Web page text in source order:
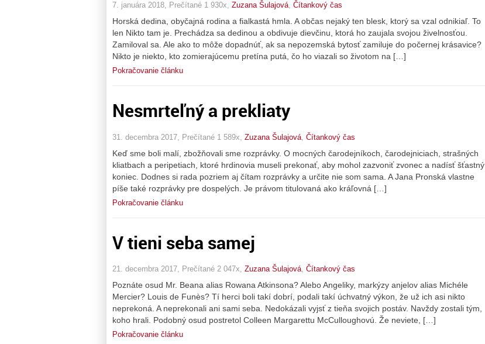
7. januára 2018, Prečítané 1 930x, Zuzana Šulajová, Čítankový čas
Horská dedina, obyčajná rodina a fialkastá hmla. A občas nejaký ten blesk, ktorý sa vzal odnikiaľ. To
len Nikto tam je. Prechádza sa dedinou a obdivuje dievčinu, ktorá ho zaujala svojou živelnosťou.
Zamiloval sa. Ale ako to môže dopadnúť, ak sa nepozemská bytosť zamiluje do počernej krásavice?
Nikto je niekto, kto zomierajúcemu pretína putá, čo ho viazali so životom na […]
Pokračovanie článku
Nesmrteľný a prekliaty
31. decembra 2017, Prečítané 1 589x, Zuzana Šulajová Čítankový čas
Keď sme boli malí, zbožňovali sme rozprávky. O mocných čarodejníkoch, čarodejniciach, strašných
kliatbach a peripetiach, ktoré hrdinovia museli prekonať, aby mohol zazvoniť zvonec a nadísť šťastný
koniec. Dodnes si rada pozriem aj čítam rozprávky a určite nie som sama. A Jana Pronská vlastne
píše také rozprávky pre dospelých. Je právom titulovaná ako kráľovná […]
Pokračovanie článku
V tieni seba samej
21. decembra 2017, Prečítané 2 047x, Zuzana Šulajová, Čítankový čas
Poznáte osud Mr. Beana alias Rowana Atkinsona? Alebo Angeliky, markýzy anjelov alias Michéle
Mercier? Louis de Funès? Tí herci boli takí dobrí, podali takí úchvatný výkon, že už ich asi nikto
neprekoná. A neprekonali ani sami seba. Nedokázali vyjsť z tieňa svojich postáv. Navždy zostali tým,
koho hrali. Podobný osud postretol Colleen Margarettu McCulloughovú. Že neviete, […]
Pokračovanie článku